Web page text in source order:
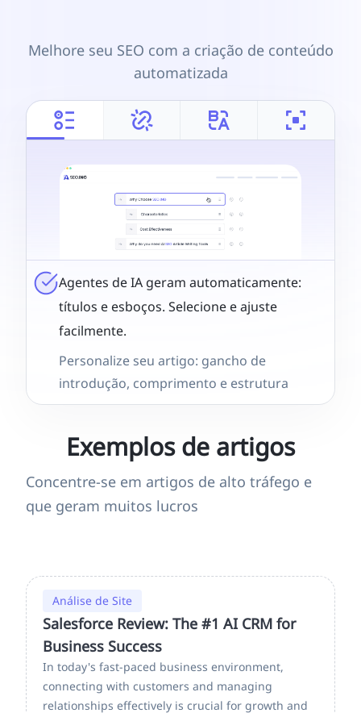
Melhore seu SEO com a criação de conteúdo
automatizada
Agentes de IA geram automaticamente:
títulos e esboços. Selecione e ajuste
facilmente.
Personalize seu artigo: gancho de
introdução, comprimento e estrutura
Exemplos de artigos
Concentre-se em artigos de alto tráfego e
que geram muitos lucros
Análise de Site
Salesforce Review: The #1 AI CRM for
Business Success
In today's fast-paced business environment,
connecting with customers and managing
relationships effectively is crucial for growth and